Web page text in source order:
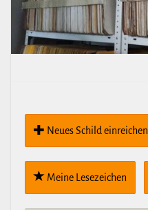
Neues Schild ein­rei­chen
Meine Lese­zei­chen